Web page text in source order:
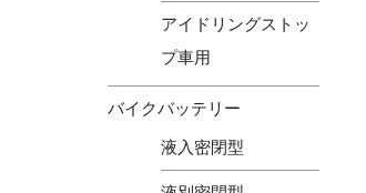
アイドリングストッ
プ車用
バイクバッテリー
液入密閉型